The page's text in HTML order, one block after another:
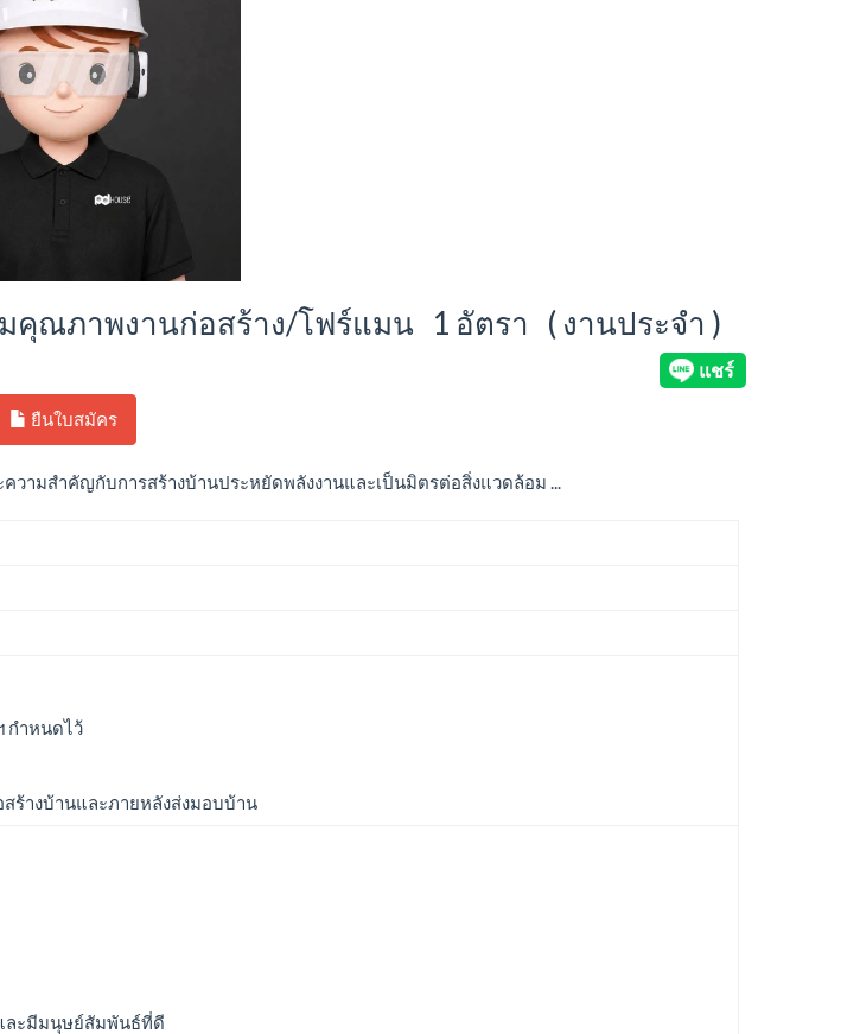
คุณภาพงานก่อสร้าง/โฟร์แมน 1 อัตรา ( งานประจำ )
ยืนใบสมัคร
วามสำคัญกับการสร้างบ้านประหยัดพลังงานและเป็นมิตรต่อสิ่งแวดล้อม ...
กำหนดไว้
สร้างบ้านและภายหลังส่งมอบบ้าน
ละมีมนุษย์สัมพันธ์ที่ดี